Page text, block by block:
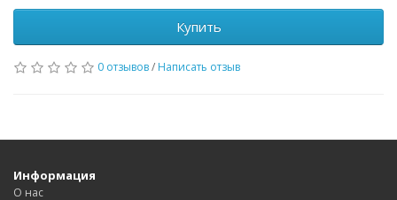
Купить
0 отзывов/ Написать отзыв
Информация
О нас